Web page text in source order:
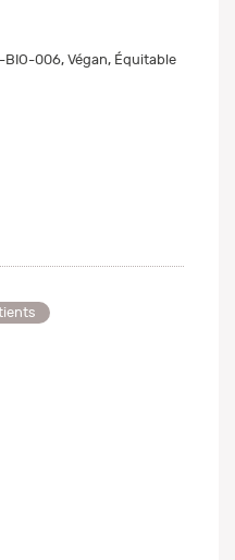
BIO-006, Végan, Équitable